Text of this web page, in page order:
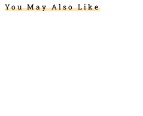
You May Also Like